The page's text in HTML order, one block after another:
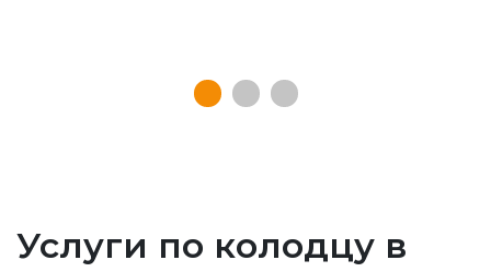
Услуги по колодцу в